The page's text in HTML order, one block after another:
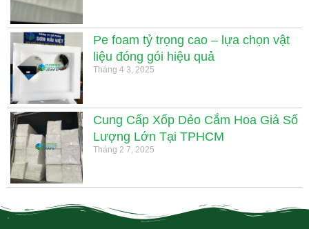
Pe foam tỷ trọng cao – lựa chọn vật
liệu đóng gói hiệu quả
Tháng 4 3, 2025
Cung Cấp Xốp Dẻo Cắm Hoa Giả Số
Lượng Lớn Tại TPHCM
Tháng 2 7, 2025
.